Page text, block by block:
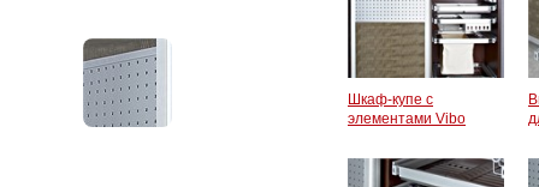
Шкаф-купе с
элементами Vibo